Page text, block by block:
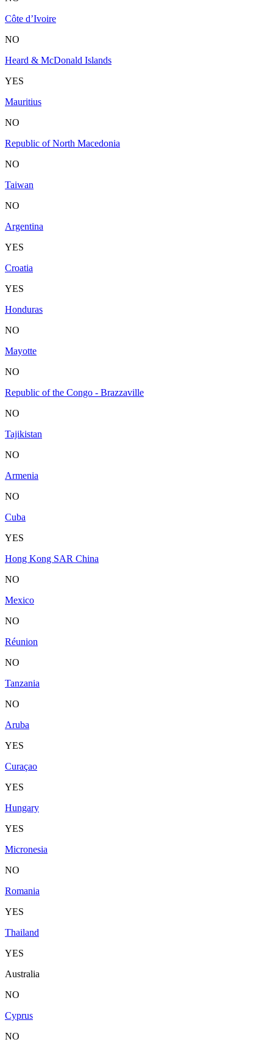
Côte d’Ivoire
NO
Heard & McDonald Islands
YES
Mauritius
NO
Republic of North Macedonia
NO
Taiwan
NO
Argentina
YES
Croatia
YES
Honduras
NO
Mayotte
NO
Republic of the Congo - Brazzaville
NO
Tajikistan
NO
Armenia
NO
Cuba
YES
Hong Kong SAR China
NO
Mexico
NO
Réunion
NO
Tanzania
NO
Aruba
YES
Curaçao
YES
Hungary
YES
Micronesia
NO
Romania
YES
Thailand
YES
Australia
NO
Cyprus
NO